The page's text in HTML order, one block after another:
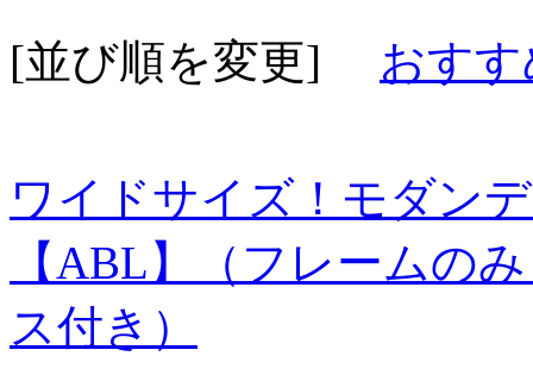
[並び順を変更] おす
ワイドサイズ！モダン
【ABL】（フレームの
ス付き）